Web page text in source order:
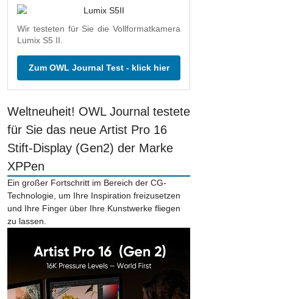
Wir testeten für Sie die Vollformatkamera
Lumix S5 II.
Zum OWL Journal Test - klick hier
Weltneuheit! OWL Journal testete
für Sie das neue Artist Pro 16
Stift-Display (Gen2) der Marke
XPPen
Ein großer Fortschritt im Bereich der CG-
Technologie, um Ihre Inspiration freizusetzen
und Ihre Finger über Ihre Kunstwerke fliegen
zu lassen.